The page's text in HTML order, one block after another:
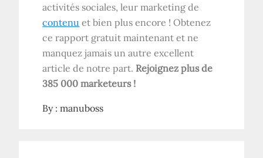
activités sociales, leur marketing de
contenu et bien plus encore ! Obtenez
ce rapport gratuit maintenant et ne
manquez jamais un autre excellent
article de notre part. Rejoignez plus de
385 000 marketeurs !
By :manuboss